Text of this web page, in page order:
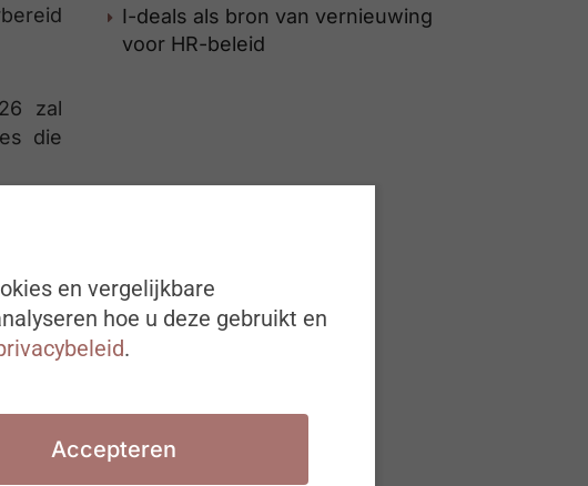
zal
die
I-deals als bron van vernieuwing
voor HR-beleid
en vergelijkbare
hoe u deze gebruikt en
.
Accepteren